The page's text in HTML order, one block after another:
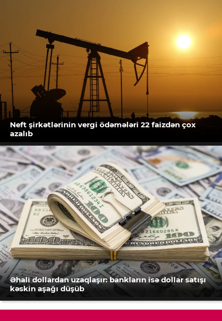
Neft şirkətlərinin vergi ödəmələri 22 faizdən çox
azalıb
Əhali dollardan uzaqlaşır: bankların isə dollar satışı
kəskin aşağı düşüb